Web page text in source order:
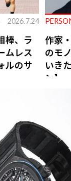
2026.7.24
棒、ラ
ムレス
ルのサ
作家
のモ
いき
ン】